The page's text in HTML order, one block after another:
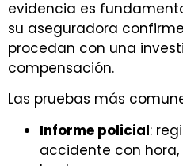
evidencia es
su aseguradora
procedan con una
compensación.
Las pruebas más
Informe policial:
accidente con